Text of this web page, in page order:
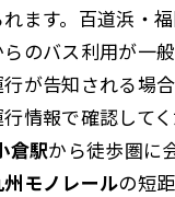
ます。百道浜・
のバス利用が一
が告知される場
行情報で確認して
倉駅から徒歩圏に
モノレールの短